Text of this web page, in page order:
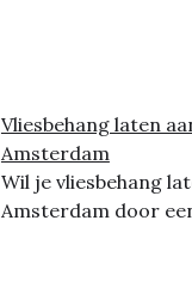
Vliesbehang laten
Amsterdam
Wil je vliesbehang
Amsterdam door